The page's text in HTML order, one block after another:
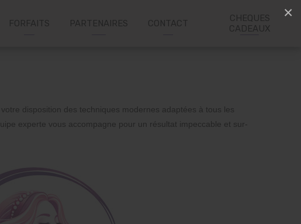
×
FORFAITS PARTENAIRES CONTACT
CHEQUES
CADEAUX
disposition des techniques modernes adaptées à tous les
experte vous accompagne pour un résultat impeccable et sur-